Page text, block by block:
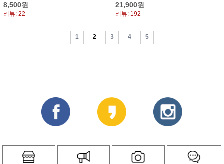
8,500원
리뷰: 22
21,900원
리뷰: 192
1 2 3 4 5